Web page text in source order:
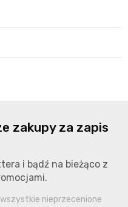
zakupy za zapis
i bądź na bieżąco z
nieprzecenione